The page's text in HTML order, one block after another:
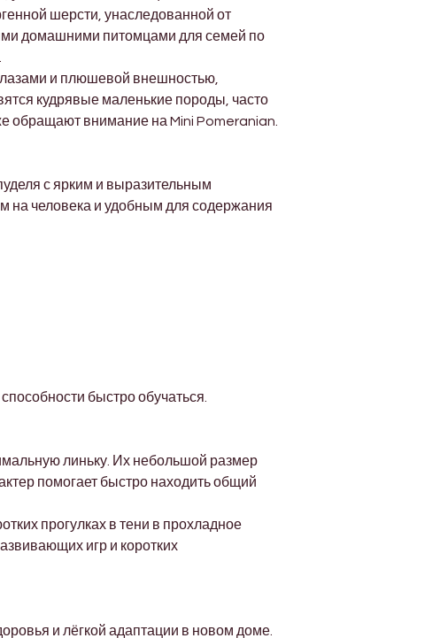
шерсти, унаследованной от
домашними питомцами для семей по
и плюшевой внешностью,
кудрявые маленькие породы, часто
обращают внимание на Mini Pomeranian.
с ярким и выразительным
на человека и удобным для содержания
быстро обучаться.
линьку. Их небольшой размер
помогает быстро находить общий
прогулках в тени в прохладное
игр и коротких
и лёгкой адаптации в новом доме.